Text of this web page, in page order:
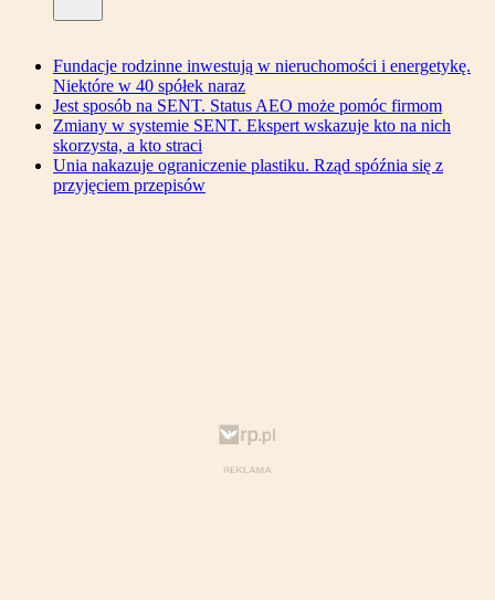
Fundacje rodzinne inwestują w nieruchomości i energetykę.
Niektóre w 40 spółek naraz
Jest sposób na SENT. Status AEO może pomóc firmom
Zmiany w systemie SENT. Ekspert wskazuje kto na nich
skorzysta, a kto straci
Unia nakazuje ograniczenie plastiku. Rząd spóźnia się z
przyjęciem przepisów